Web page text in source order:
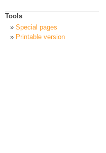
Tools
Special pages
Printable version